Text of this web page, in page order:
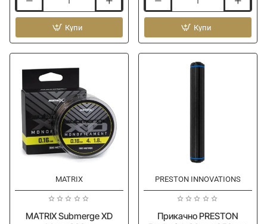
GARBOLINO
Купи
GARBOLINO
Купи
MATRIX
MATRIX Submerge XD
Ново
PRESTON INNOVATIONS
Прикачно PRESTON